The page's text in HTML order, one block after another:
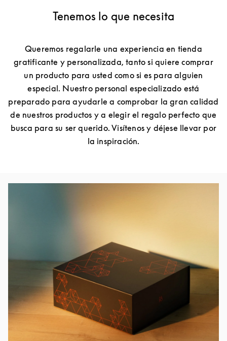
Tenemos lo que necesita
Queremos regalarle una experiencia en tienda
gratificante y personalizada, tanto si quiere comprar
un producto para usted como si es para alguien
especial. Nuestro personal especializado está
preparado para ayudarle a comprobar la gran calidad
de nuestros productos y a elegir el regalo perfecto que
busca para su ser querido. Visítenos y déjese llevar por
la inspiración.